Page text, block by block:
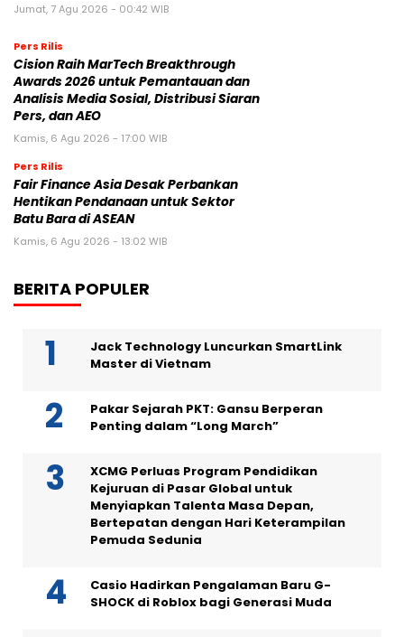
Jumat, 7 Agu 2026 - 00:42 WIB
Pers Rilis
Cision Raih MarTech Breakthrough
Awards 2026 untuk Pemantauan dan
Analisis Media Sosial, Distribusi Siaran
Pers, dan AEO
Kamis, 6 Agu 2026 - 17:00 WIB
Pers Rilis
Fair Finance Asia Desak Perbankan
Hentikan Pendanaan untuk Sektor
Batu Bara di ASEAN
Kamis, 6 Agu 2026 - 13:02 WIB
BERITA POPULER
Jack Technology Luncurkan SmartLink
Master di Vietnam
Pakar Sejarah PKT: Gansu Berperan
Penting dalam “Long March”
XCMG Perluas Program Pendidikan
Kejuruan di Pasar Global untuk
Menyiapkan Talenta Masa Depan,
Bertepatan dengan Hari Keterampilan
Pemuda Sedunia
Casio Hadirkan Pengalaman Baru G-
SHOCK di Roblox bagi Generasi Muda